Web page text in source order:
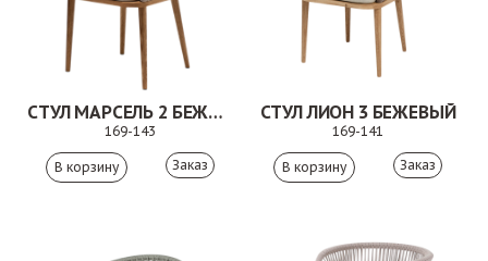
СТУЛ МАРСЕЛЬ 2 БЕЖЕВЫЙ
169-143
Заказ
СТУЛ ЛИОН 3 БЕЖЕВЫЙ
169-141
Заказ